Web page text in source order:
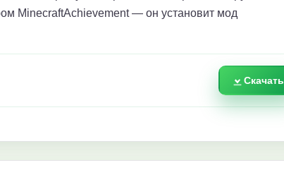
MinecraftAchievement — он установит мод
Скачать